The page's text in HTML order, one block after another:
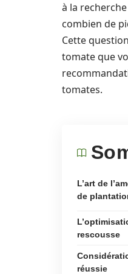
à la
combien de
Cette
tomate que
tomates.
L’art de
de
rescousse
réussie